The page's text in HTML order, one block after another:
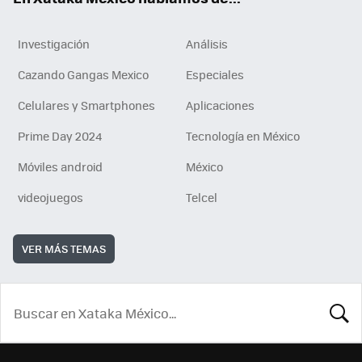
Investigación
Análisis
Cazando Gangas Mexico
Especiales
Celulares y Smartphones
Aplicaciones
Prime Day 2024
Tecnología en México
Móviles android
México
videojuegos
Telcel
VER MÁS TEMAS